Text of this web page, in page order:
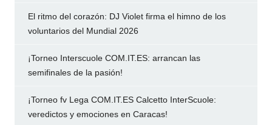
El ritmo del corazón: DJ Violet firma el himno de los
voluntarios del Mundial 2026
¡Torneo Interscuole COM.IT.ES: arrancan las
semifinales de la pasión!
¡Torneo fv Lega COM.IT.ES Calcetto InterScuole:
veredictos y emociones en Caracas!